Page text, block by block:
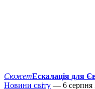
СюжетЕскалація для
Новини світу — 6 серпня